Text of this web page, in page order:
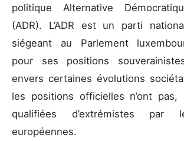
politique Alternative
(ADR). L’ADR est un parti
siégeant au Parlement
pour ses positions
envers certaines évolutions
les positions officielles n’ont
qualifiées d’extrémistes par
européennes.